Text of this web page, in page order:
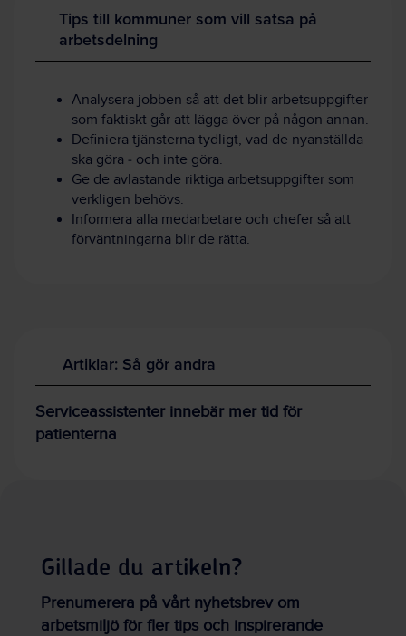
Tips till kommuner som vill satsa på
arbetsdelning
Analysera jobben så att det blir arbetsuppgifter
som faktiskt går att lägga över på någon annan.
Definiera tjänsterna tydligt, vad de nyanställda
ska göra ‒ och inte göra.
Ge de avlastande riktiga arbetsuppgifter som
verkligen behövs.
Informera alla medarbetare och chefer så att
förväntningarna blir de rätta.
Artiklar: Så gör andra
Serviceassistenter innebär mer tid för
patienterna
Gillade du artikeln?
Prenumerera på vårt nyhetsbrev om
arbetsmiljö för fler tips och inspirerande